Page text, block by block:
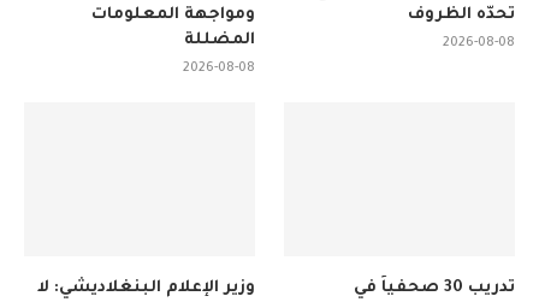
ومواجهة المعلومات
المضللة
2026-08-08
تحدّه الظروف
2026-08-08
وزير الإعلام البنغلاديشي: لا
تدريب 30 صحفياً في